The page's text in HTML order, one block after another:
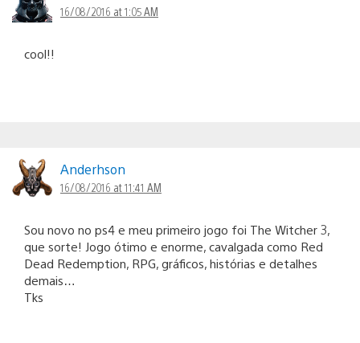
16/08/2016 at 1:05 AM
cool!!
Anderhson
16/08/2016 at 11:41 AM
Sou novo no ps4 e meu primeiro jogo foi The Witcher 3,
que sorte! Jogo ótimo e enorme, cavalgada como Red
Dead Redemption, RPG, gráficos, histórias e detalhes
demais…
Tks